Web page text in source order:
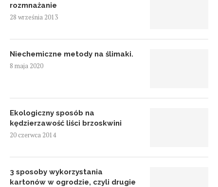
rozmnażanie
28 września 2013
Niechemiczne metody na ślimaki.
8 maja 2020
Ekologiczny sposób na
kędzierzawość liści brzoskwini
20 czerwca 2014
3 sposoby wykorzystania
kartonów w ogrodzie, czyli drugie